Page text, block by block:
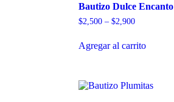
Bautizo Dulce Encanto
$2,500 – $2,900
Agregar al carrito